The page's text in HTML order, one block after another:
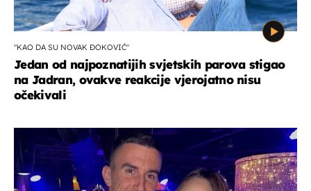
"KAO DA SU NOVAK ĐOKOVIĆ"
Jedan od najpoznatijih svjetskih parova stigao
na Jadran, ovakve reakcije vjerojatno nisu
očekivali